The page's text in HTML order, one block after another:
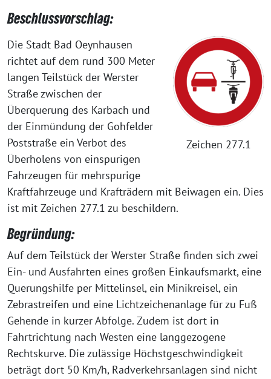
Beschlussvorschlag:
Zeichen 277.1
Die Stadt Bad Oeynhausen
richtet auf dem rund 300 Meter
langen Teilstück der Werster
Straße zwischen der
Überquerung des Karbach und
der Einmündung der Gohfelder
Poststraße ein Verbot des
Überholens von einspurigen
Fahrzeugen für mehrspurige
Kraftfahrzeuge und Krafträdern mit Beiwagen ein. Dies
ist mit Zeichen 277.1 zu beschildern.
Begründung:
Auf dem Teilstück der Werster Straße finden sich zwei
Ein- und Ausfahrten eines großen Einkaufsmarkt, eine
Querungshilfe per Mittelinsel, ein Minikreisel, ein
Zebrastreifen und eine Lichtzeichenanlage für zu Fuß
Gehende in kurzer Abfolge. Zudem ist dort in
Fahrtrichtung nach Westen eine langgezogene
Rechtskurve. Die zulässige Höchstgeschwindigkeit
beträgt dort 50 Km/h, Radverkehrsanlagen sind nicht